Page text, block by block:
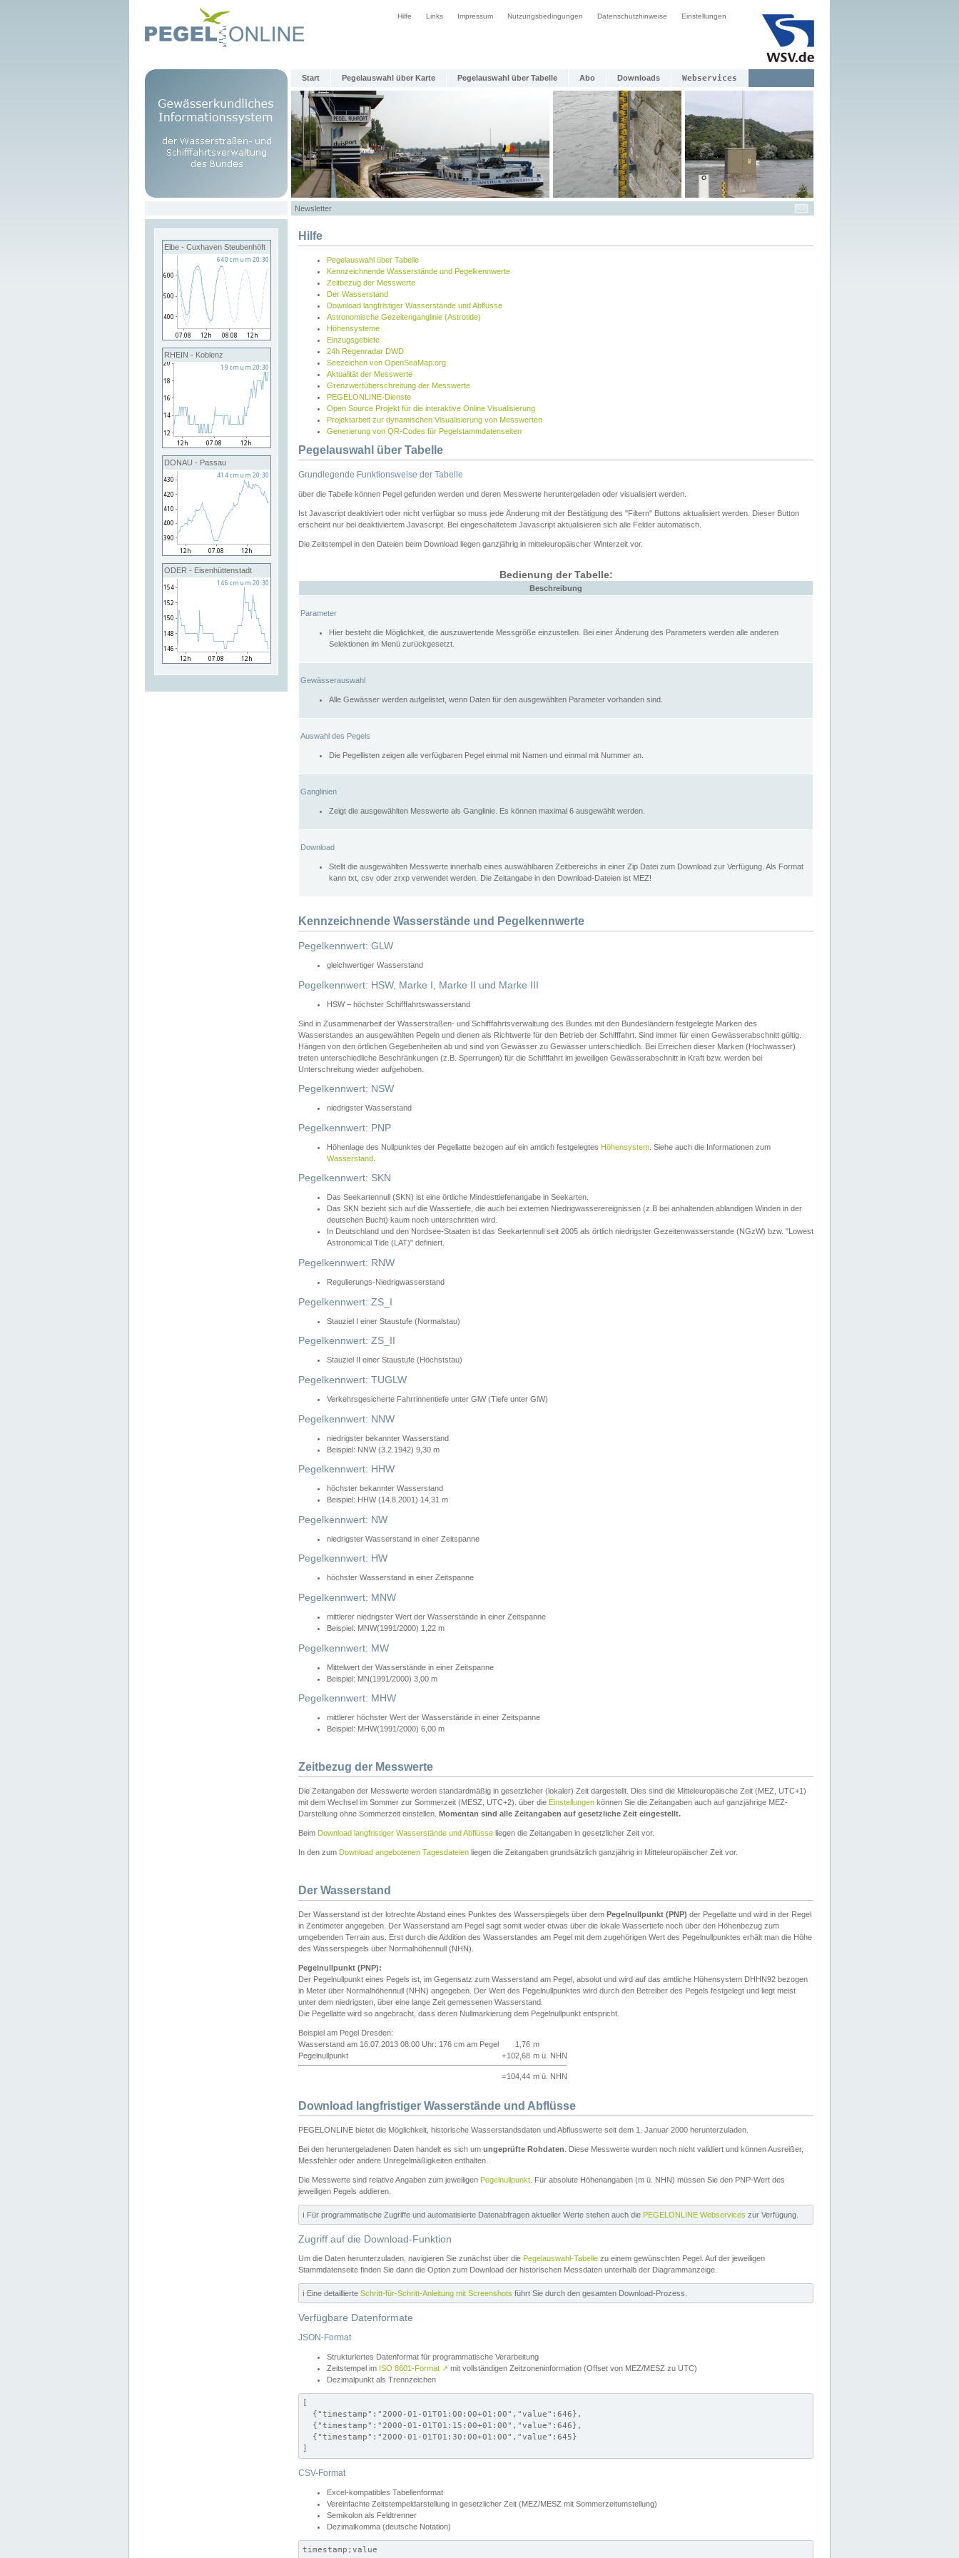
Hilfe Links Impressum Nutzungsbedingungen Datenschutzhinweise Einstellungen
Start Pegelauswahl über Karte Pegelauswahl über Tabelle Abo Downloads Webservices
Newsletter
Elbe - Cuxhaven Steubenhöft
RHEIN - Koblenz
DONAU - Passau
ODER - Eisenhüttenstadt
Hilfe
Pegelauswahl über Tabelle
Kennzeichnende Wasserstände und Pegelkennwerte
Zeitbezug der Messwerte
Der Wasserstand
Download langfristiger Wasserstände und Abflüsse
Astronomische Gezeitenganglinie (Astrotide)
Höhensysteme
Einzugsgebiete
24h Regenradar DWD
Seezeichen von OpenSeaMap.org
Aktualität der Messwerte
Grenzwertüberschreitung der Messwerte
PEGELONLINE-Dienste
Open Source Projekt für die interaktive Online Visualisierung
Projektarbeit zur dynamischen Visualisierung von Messwerten
Generierung von QR-Codes für Pegelstammdatenseiten
Pegelauswahl über Tabelle
Grundlegende Funktionsweise der Tabelle
über die Tabelle können Pegel gefunden werden und deren Messwerte heruntergeladen oder visualisiert werden.
Ist Javascript deaktiviert oder nicht verfügbar so muss jede Änderung mit der Bestätigung des "Filtern" Buttons aktualisiert werden. Dieser Button
erscheint nur bei deaktiviertem Javascript. Bei eingeschaltetem Javascript aktualisieren sich alle Felder automatisch.
Die Zeitstempel in den Dateien beim Download liegen ganzjährig in mitteleuropäischer Winterzeit vor.
Bedienung der Tabelle:
Beschreibung
Parameter
Hier besteht die Möglichkeit, die auszuwertende Messgröße einzustellen. Bei einer Änderung des Parameters werden alle anderen
Selektionen im Menü zurückgesetzt.
Gewässerauswahl
Alle Gewässer werden aufgelistet, wenn Daten für den ausgewählten Parameter vorhanden sind.
Auswahl des Pegels
Die Pegellisten zeigen alle verfügbaren Pegel einmal mit Namen und einmal mit Nummer an.
Ganglinien
Zeigt die ausgewählten Messwerte als Ganglinie. Es können maximal 6 ausgewählt werden.
Download
Stellt die ausgewählten Messwerte innerhalb eines auswählbaren Zeitbereichs in einer Zip Datei zum Download zur Verfügung. Als Format
kann txt, csv oder zrxp verwendet werden. Die Zeitangabe in den Download-Dateien ist MEZ!
Kennzeichnende Wasserstände und Pegelkennwerte
Pegelkennwert: GLW
gleichwertiger Wasserstand
Pegelkennwert: HSW, Marke I, Marke II und Marke III
HSW – höchster Schifffahrtswasserstand
Sind in Zusammenarbeit der Wasserstraßen- und Schifffahrtsverwaltung des Bundes mit den Bundesländern festgelegte Marken des
Wasserstandes an ausgewählten Pegeln und dienen als Richtwerte für den Betrieb der Schifffahrt. Sind immer für einen Gewässerabschnitt gültig.
Hängen von den örtlichen Gegebenheiten ab und sind von Gewässer zu Gewässer unterschiedlich. Bei Erreichen dieser Marken (Hochwasser)
treten unterschiedliche Beschränkungen (z.B. Sperrungen) für die Schifffahrt im jeweiligen Gewässerabschnitt in Kraft bzw. werden bei
Unterschreitung wieder aufgehoben.
Pegelkennwert: NSW
niedrigster Wasserstand
Pegelkennwert: PNP
Höhenlage des Nullpunktes der Pegellatte bezogen auf ein amtlich festgelegtes Höhensystem . Siehe auch die Informationen zum
Wasserstand
Pegelkennwert: SKN
Das Seekartennull (SKN) ist eine örtliche Mindesttiefenangabe in Seekarten.
Das SKN bezieht sich auf die Wassertiefe, die auch bei extemen Niedrigwasserereignissen (z.B bei anhaltenden ablandigen Winden in der
deutschen Bucht) kaum noch unterschritten wird.
In Deutschland und den Nordsee-Staaten ist das Seekartennull seit 2005 als örtlich niedrigster Gezeitenwasserstande (NGzW) bzw. "Lowest
Astronomical Tide (LAT)" definiert.
Pegelkennwert: RNW
Regulierungs-Niedrigwasserstand
Pegelkennwert: ZS_I
Stauziel I einer Staustufe (Normalstau)
Pegelkennwert: ZS_II
Stauziel II einer Staustufe (Höchststau)
Pegelkennwert: TUGLW
Verkehrsgesicherte Fahrrinnentiefe unter GlW (Tiefe unter GlW)
Pegelkennwert: NNW
niedrigster bekannter Wasserstand
Beispiel: NNW (3.2.1942) 9,30 m
Pegelkennwert: HHW
höchster bekannter Wasserstand
Beispiel: HHW (14.8.2001) 14,31 m
Pegelkennwert: NW
niedrigster Wasserstand in einer Zeitspanne
Pegelkennwert: HW
höchster Wasserstand in einer Zeitspanne
Pegelkennwert: MNW
mittlerer niedrigster Wert der Wasserstände in einer Zeitspanne
Beispiel: MNW(1991/2000) 1,22 m
Pegelkennwert: MW
Mittelwert der Wasserstände in einer Zeitspanne
Beispiel: MN(1991/2000) 3,00 m
Pegelkennwert: MHW
mittlerer höchster Wert der Wasserstände in einer Zeitspanne
Beispiel: MHW(1991/2000) 6,00 m
Zeitbezug der Messwerte
Die Zeitangaben der Messwerte werden standardmäßig in gesetzlicher (lokaler) Zeit dargestellt. Dies sind die Mitteleuropäische Zeit (MEZ, UTC+1)
mit dem Wechsel im Sommer zur Sommerzeit (MESZ, UTC+2). über die Einstellungen können Sie die Zeitangaben auch auf ganzjährige MEZ-
Darstellung ohne Sommerzeit einstellen. Momentan sind alle Zeitangaben auf gesetzliche Zeit eingestellt.
Beim Download langfristiger Wasserstände und Abflüsse liegen die Zeitangaben in gesetzlicher Zeit vor.
In den zum Download angebotenen Tagesdateien liegen die Zeitangaben grundsätzlich ganzjährig in Mitteleuropäischer Zeit vor.
Der Wasserstand
Der Wasserstand ist der lotrechte Abstand eines Punktes des Wasserspiegels über dem Pegelnullpunkt (PNP) der Pegellatte und wird in der Regel
in Zentimeter angegeben. Der Wasserstand am Pegel sagt somit weder etwas über die lokale Wassertiefe noch über den Höhenbezug zum
umgebenden Terrain aus. Erst durch die Addition des Wasserstandes am Pegel mit dem zugehörigen Wert des Pegelnullpunktes erhält man die Höhe
des Wasserspiegels über Normalhöhennull (NHN).
Pegelnullpunkt (PNP):
Der Pegelnullpunkt eines Pegels ist, im Gegensatz zum Wasserstand am Pegel, absolut und wird auf das amtliche Höhensystem DHHN92 bezogen
in Meter über Normalhöhennull (NHN) angegeben. Der Wert des Pegelnullpunktes wird durch den Betreiber des Pegels festgelegt und liegt meist
unter dem niedrigsten, über eine lange Zeit gemessenen Wasserstand.
Die Pegellatte wird so angebracht, dass deren Nullmarkierung dem Pegelnullpunkt entspricht.
Beispiel am Pegel Dresden:
Wasserstand am 16.07.2013 08:00 Uhr: 176 cm am Pegel
1,76 m
Pegelnullpunkt
+102,68 m ü. NHN
=104,44 m ü. NHN
Download langfristiger Wasserstände und Abflüsse
PEGELONLINE bietet die Möglichkeit, historische Wasserstandsdaten und Abflusswerte seit dem 1. Januar 2000 herunterzuladen.
Bei den heruntergeladenen Daten handelt es sich um ungeprüfte Rohdaten . Diese Messwerte wurden noch nicht validiert und können Ausreißer,
Messfehler oder andere Unregelmäßigkeiten enthalten.
Die Messwerte sind relative Angaben zum jeweiligen Pegelnullpunkt . Für absolute Höhenangaben (m ü. NHN) müssen Sie den PNP-Wert des
jeweiligen Pegels addieren.
ℹ️ Für programmatische Zugriffe und automatisierte Datenabfragen aktueller Werte stehen auch die PEGELONLINE Webservices zur Verfügung.
Zugriff auf die Download-Funktion
Um die Daten herunterzuladen, navigieren Sie zunächst über die Pegelauswahl-Tabelle zu einem gewünschten Pegel. Auf der jeweiligen
Stammdatenseite finden Sie dann die Option zum Download der historischen Messdaten unterhalb der Diagrammanzeige.
ℹ️ Eine detaillierte Schritt-für-Schritt-Anleitung mit Screenshots führt Sie durch den gesamten Download-Prozess.
Verfügbare Datenformate
JSON-Format
Strukturiertes Datenformat für programmatische Verarbeitung
Zeitstempel im ISO 8601-Format ↗ mit vollständigen Zeitzoneninformation (Offset von MEZ/MESZ zu UTC)
Dezimalpunkt als Trennzeichen
[
  {"timestamp":"2000-01-01T01:00:00+01:00","value":646},
  {"timestamp":"2000-01-01T01:15:00+01:00","value":646},
  {"timestamp":"2000-01-01T01:30:00+01:00","value":645}
]
CSV-Format
Excel-kompatibles Tabellenformat
Vereinfachte Zeitstempeldarstellung in gesetzlicher Zeit (MEZ/MESZ mit Sommerzeitumstellung)
Semikolon als Feldtrenner
Dezimalkomma (deutsche Notation)
timestamp;value